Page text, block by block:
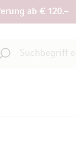
ab € 120.–
Suche